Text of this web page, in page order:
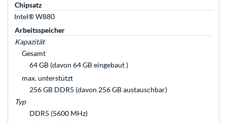
Chipsatz
Intel® W880
Arbeitsspeicher
Kapazität
Gesamt
64 GB (davon 64 GB eingebaut )
max. unterstützt
256 GB DDR5 (davon 256 GB austauschbar)
Typ
DDR5 (5600 MHz)